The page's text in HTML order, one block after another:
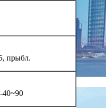
прыбл.
-40~90